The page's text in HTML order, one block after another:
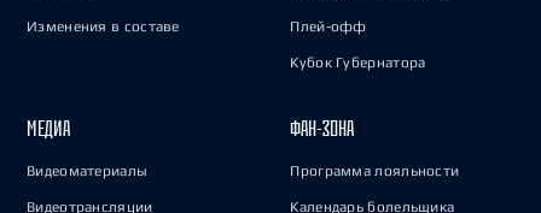
Изменения в составе Плей-офф
Кубок Губернатора
МЕДИА
Видеоматериалы
Видеотрансляции
ФАН-ЗОНА
Программа лояльности
Календарь болельщика